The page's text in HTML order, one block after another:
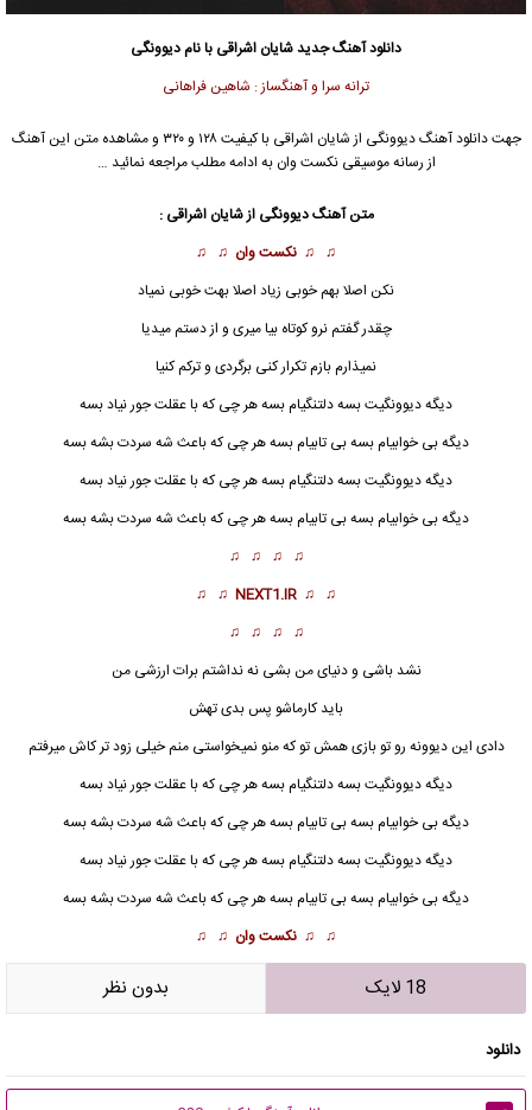
دانلود آهنگ جدیدشایان اشراقی با نام دیوونگی
ترانه سرا و آهنگساز : شاهین فراهانی
جهت دانلود آهنگ دیوونگی از شایان اشراقی با کیفیت ۱۲۸ و ۳۲۰ و مشاهده متن این آهنگ
از رسانه موسیقی نکست وان به ادامه مطلب مراجعه نمائید …
متن آهنگدیوونگی از شایان اشراقی :
♫ ♫ نکست وان ♫ ♫
نکن اصلا بهم خوبی زیاد اصلا بهت خوبی نمیاد
چقدر گفتم نرو کوتاه بیا میری و از دستم میدیا
نمیذارم بازم تکرار کنی برگردی و ترکم کنیا
دیگه دیوونگیت بسه دلتنگیام بسه هر چی که با عقلت جور نیاد بسه
دیگه بی خوابیام بسه بی تابیام بسه هر چی که باعث شه سردت بشه بسه
دیگه دیوونگیت بسه دلتنگیام بسه هر چی که با عقلت جور نیاد بسه
دیگه بی خوابیام بسه بی تابیام بسه هر چی که باعث شه سردت بشه بسه
♫ ♫ ♫ ♫
♫ ♫
NEXT1.IR
♫ ♫
♫ ♫ ♫ ♫
نشد باشی و دنیای من بشی نه نداشتم برات ارزشی من
باید کارماشو پس بدی تهش
دادی ایندیوونه رو تو بازی همش تو که منو نمیخواستی منم خیلی زود تر کاش میرفتم
دیگه دیوونگیت بسه دلتنگیام بسه هر چی که با عقلت جور نیاد بسه
دیگه بی خوابیام بسه بی تابیام بسه هر چی که باعث شه سردت بشه بسه
دیگه دیوونگیت بسه دلتنگیام بسه هر چی که با عقلت جور نیاد بسه
دیگه بی خوابیام بسه بی تابیام بسه هر چی که باعث شه سردت بشه بسه
♫ ♫ نکست وان ♫ ♫
18 لایک بدون نظر
دانلود